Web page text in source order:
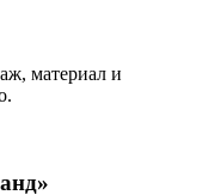
материал и